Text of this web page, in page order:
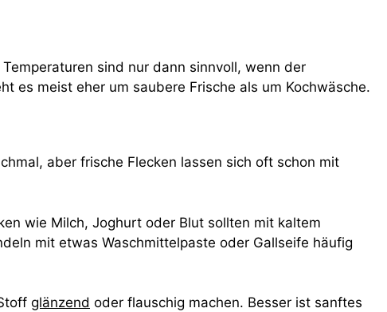
sind nur dann sinnvoll, wenn der
es meist eher um saubere Frische als um Kochwäsche.
aber frische Flecken lassen sich oft schon mit
wie Milch, Joghurt oder Blut sollten mit kaltem
mit etwas Waschmittelpaste oder Gallseife häufig
glänzend oder flauschig machen. Besser ist sanftes